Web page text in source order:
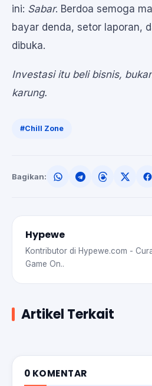
ini: Sabar. Berdoa semoga
bayar denda, setor laporan,
dibuka.
Investasi itu beli bisnis,
karung.
#Chill Zone
Bagikan:
Hypewe
Kontributor di Hypewe.com -
Game On..
Artikel Terkait
0 KOMENTAR